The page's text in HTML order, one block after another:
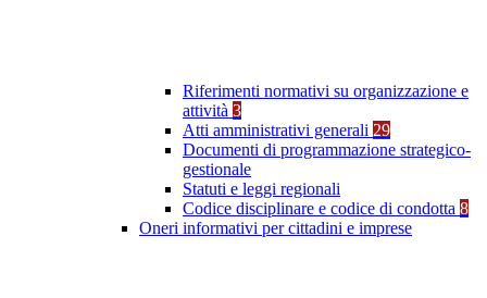
Riferimenti normativi su organizzazione e
attività 3
Atti amministrativi generali 29
Documenti di programmazione strategico-
gestionale
Statuti e leggi regionali
Codice disciplinare e codice di condotta 8
Oneri informativi per cittadini e imprese